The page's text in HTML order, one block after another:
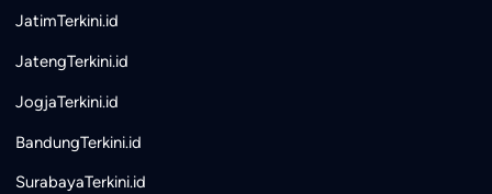
JatimTerkini.id
JatengTerkini.id
JogjaTerkini.id
BandungTerkini.id
SurabayaTerkini.id